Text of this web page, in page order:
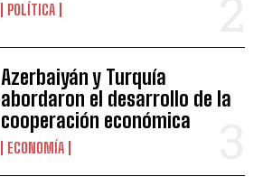
POLÍTICA
Azerbaiyán y Turquía
abordaron el desarrollo de la
cooperación económica
ECONOMÍA